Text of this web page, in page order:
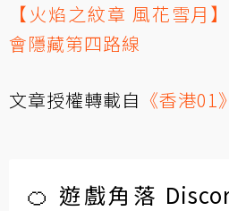
【火焰之紋章 風花雪月
會隱藏第四路線
文章授權轉載自 《香港01》
🍊 遊戲角落